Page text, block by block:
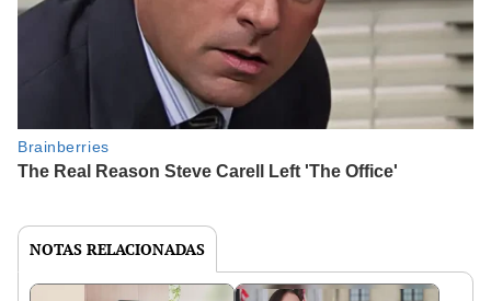
NOTAS RELACIONADAS